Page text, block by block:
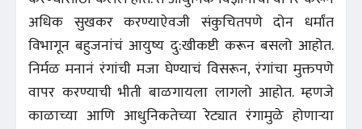
अधिक सुखकर करण्याऐवजी संकुचितपणे दोन धर्मांत
विभागून बहुजनांचं आयुष्य दु:खीकष्टी करून बसलो आहोत.
निर्मळ मनानं रंगांची मजा घेण्याचं विसरून, रंगांचा मुक्तपणे
वापर करण्याची भीती बाळगायला लागलो आहोत. म्हणजे
काळाच्या आणि आधुनिकतेच्या रेट्यात रंगामुळे होणाऱ्या